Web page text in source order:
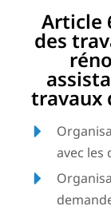
Article
des
travaux
avec les